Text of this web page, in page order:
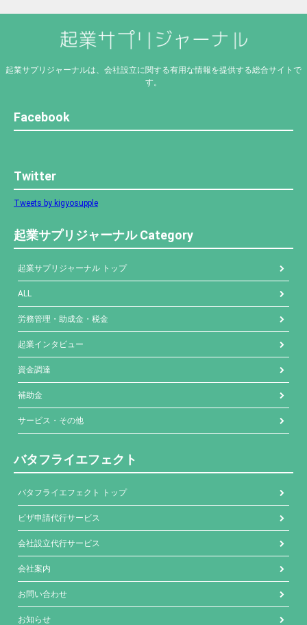
起業サプリジャーナルは、会社設立に関する有用な情報を提供する総合サイトで
す。
Facebook
Twitter
Tweets by kigyosupple
起業サプリジャーナル Category
起業サプリジャーナル トップ
ALL
労務管理・助成金・税金
起業インタビュー
資金調達
補助金
サービス・その他
バタフライエフェクト
バタフライエフェクト トップ
ビザ申請代行サービス
会社設立代行サービス
会社案内
お問い合わせ
お知らせ